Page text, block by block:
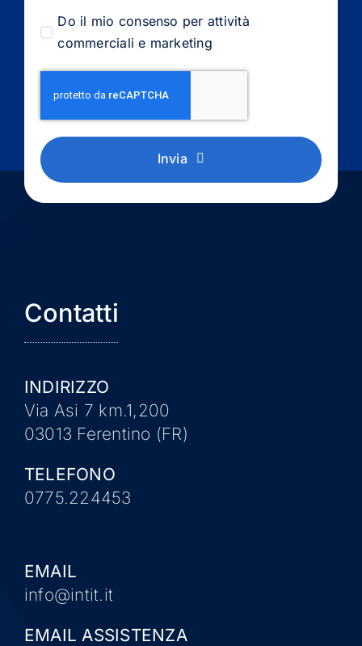
Do il mio consenso per attività
commerciali e marketing
Invia
Contatti
INDIRIZZO
Via Asi 7 km.1,200
03013 Ferentino (FR)
TELEFONO
0775.224453
EMAIL
info@intit.it
EMAIL ASSISTENZA